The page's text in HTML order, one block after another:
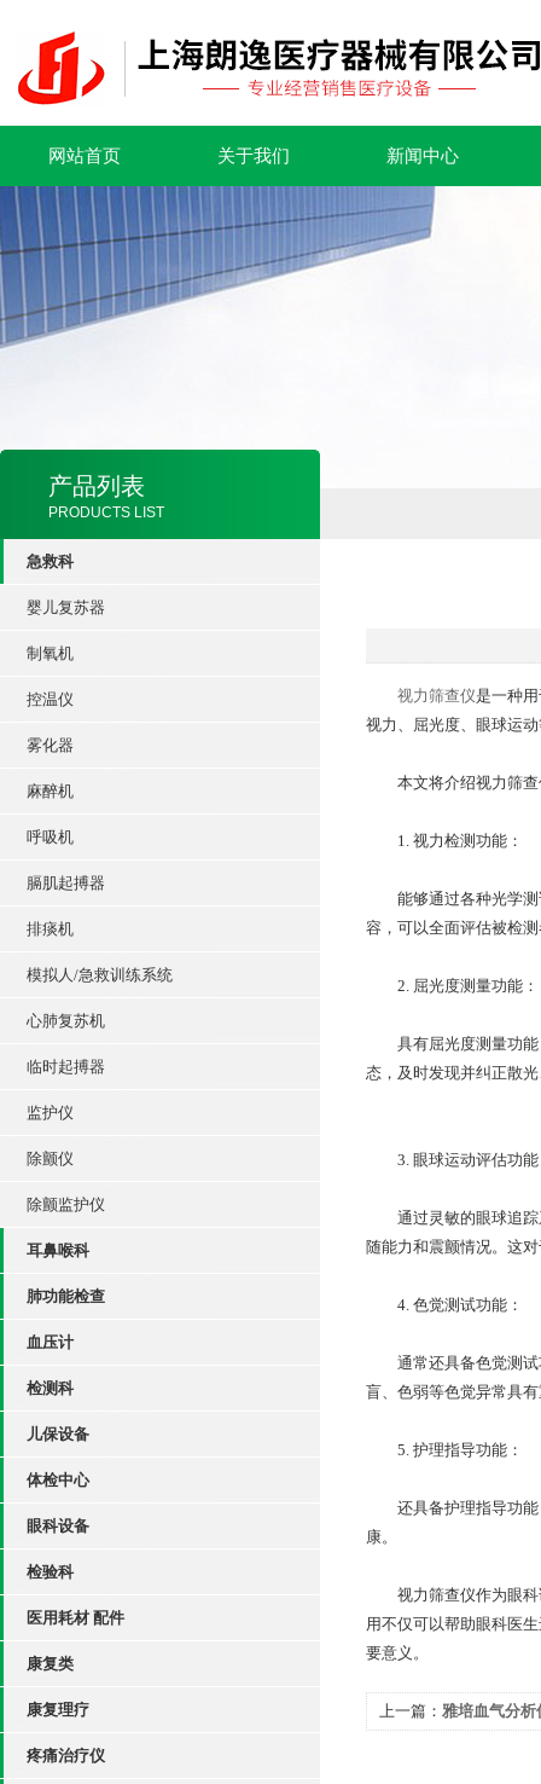
网站首页 关于我们 新闻中心
产品列表
PRODUCTS LIST
急救科
婴儿复苏器
制氧机
控温仪
雾化器
麻醉机
呼吸机
膈肌起搏器
排痰机
模拟人/急救训练系统
心肺复苏机
临时起搏器
监护仪
除颤仪
除颤监护仪
耳鼻喉科
肺功能检查
血压计
检测科
儿保设备
体检中心
眼科设备
检验科
医用耗材 配件
康复类
康复理疗
疼痛治疗仪
视力筛查仪是一种
视力、屈光度、眼球运
本文将介绍视力筛查
1. 视力检测功能：
能够通过各种光学测
容，可以全面评估被检
2. 屈光度测量功能：
具有屈光度测量功能
态，及时发现并纠正散
3. 眼球运动评估功能
通过灵敏的眼球追踪
随能力和震颤情况。这
4. 色觉测试功能：
通常还具备色觉测试
盲、色弱等色觉异常具
5. 护理指导功能：
还具备护理指导功能
康。
视力筛查仪作为眼科
用不仅可以帮助眼科医
要意义。
上一篇： 雅培血气分析